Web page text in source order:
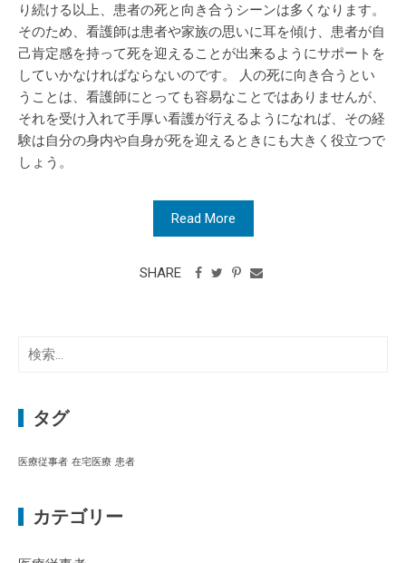
り続ける以上、患者の死と向き合うシーンは多くなります。
そのため、看護師は患者や家族の思いに耳を傾け、患者が自
己肯定感を持って死を迎えることが出来るようにサポートを
していかなければならないのです。 人の死に向き合うとい
うことは、看護師にとっても容易なことではありませんが、
それを受け入れて手厚い看護が行えるようになれば、その経
験は自分の身内や自身が死を迎えるときにも大きく役立つで
しょう。
Read More
SHARE
検
タグ
医療従事者 在宅医療 患者
カテゴリー